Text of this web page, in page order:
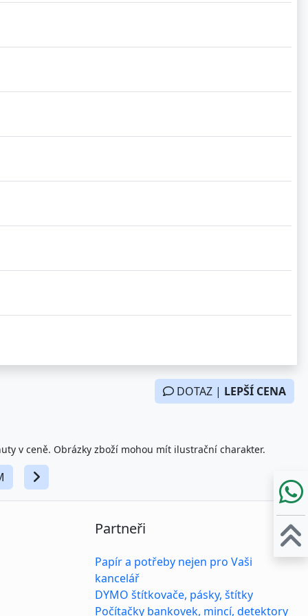
DOTAZ | LEPŠÍ CENA
v ceně. Obrázky zboží mohou mít ilustrační charakter.
Partneři
Papír a potřeby nejen pro Vaši
kancelář
DYMO štítkovače, pásky, štítky
Počítačky bankovek, mincí, detektory